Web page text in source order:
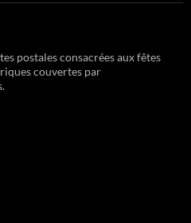
postales consacrées aux fêtes
couvertes par